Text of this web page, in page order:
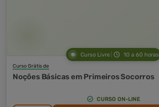
Curso Livre 10 a 60 horas
Curso Grátis de
Noções Básicas em Primeiros Socorros
CURSO ON-LINE